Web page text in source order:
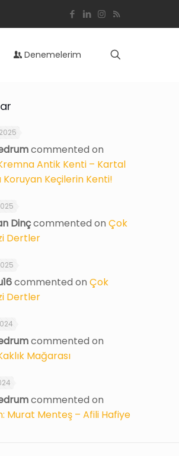
Denemelerim
commented on
Antik Kenti – Kartal
Koruyan Keçilerin Kenti!
Dinçcommented on Çok
Dertler
commented on Çok
Dertler
commented on
Mağarası
commented on
Murat Menteş – Afili Hafiye